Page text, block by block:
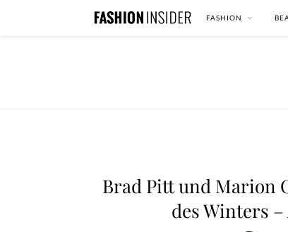
FASHION
Brad Pitt und Marion
des Winters –